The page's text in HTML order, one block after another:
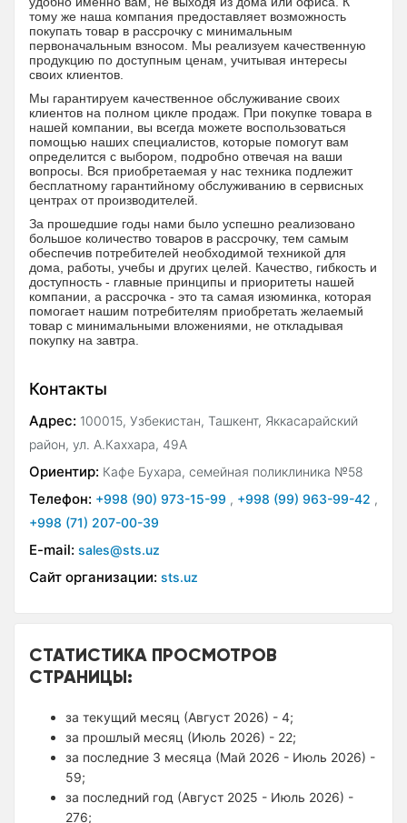
тому же наша компания предоставляет возможность
покупать товар в рассрочку с минимальным
первоначальным взносом. Мы реализуем качественную
продукцию по доступным ценам, учитывая интересы
своих клиентов.
Мы гарантируем качественное обслуживание своих
клиентов на полном цикле продаж. При покупке товара в
нашей компании, вы всегда можете воспользоваться
помощью наших специалистов, которые помогут вам
определится с выбором, подробно отвечая на ваши
вопросы. Вся приобретаемая у нас техника подлежит
бесплатному гарантийному обслуживанию в сервисных
центрах от производителей.
За прошедшие годы нами было успешно реализовано
большое количество товаров в рассрочку, тем самым
обеспечив потребителей необходимой техникой для
дома, работы, учебы и других целей. Качество, гибкость и
доступность - главные принципы и приоритеты нашей
компании, а рассрочка - это та самая изюминка, которая
помогает нашим потребителям приобретать желаемый
товар с минимальными вложениями, не откладывая
покупку на завтра.
Контакты
Адрес: 100015, Узбекистан, Ташкент, Яккасарайский
район, ул. А.Каххара, 49А
Ориентир: Кафе Бухара, семейная поликлиника №58
Телефон: +998 (90) 973-15-99 , +998 (99) 963-99-42 ,
+998 (71) 207-00-39
E-mail: sales@sts.uz
Сайт организации: sts.uz
СТАТИСТИКА ПРОСМОТРОВ
СТРАНИЦЫ:
за текущий месяц (Август 2026) - 4;
за прошлый месяц (Июль 2026) - 22;
за последние 3 месяца (Май 2026 - Июль 2026) -
59;
за последний год (Август 2025 - Июль 2026) -
276;